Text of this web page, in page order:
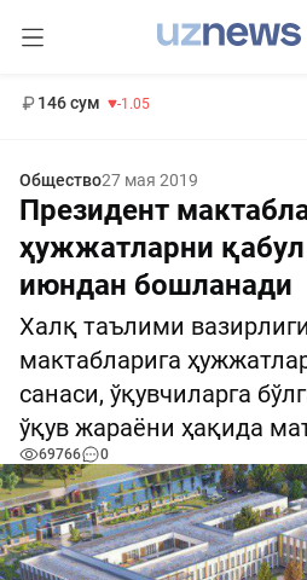
146 сум -1.05
Общество27 мая 2019
Президент
ҳужжатларни
июндан бошланади
Халқ таълими
мактабларига
санаси, ўқувчиларга
ўқув жараёни ҳақида
69766 0